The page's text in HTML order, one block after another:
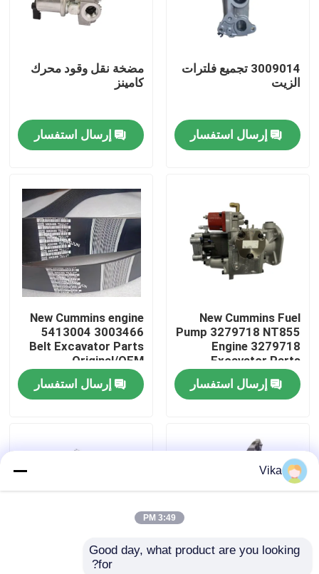
حول بنا
ضبط الجودة
اتصل بنا
طلب اقتباس
3009014 تجميع فلترات
الزيت
إرسال استفسار
مضخة نقل وقود محرك
كامينز
إرسال استفسار
New Cummins Fuel
Pump 3279718 NT855
Engine 3279718
Excavator Parts
Original/OEM
إرسال استفسار
New Cummins engine
5413004 3003466
Belt Excavator Parts
Original/OEM
إرسال استفسار
New Cummins Engine
Vika
3:49 PM
Good day, what product are you looking
for?